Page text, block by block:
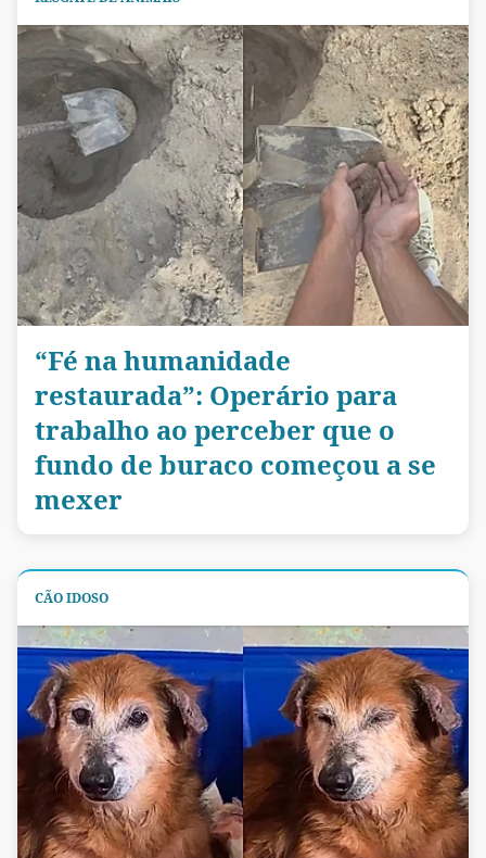
“Fé na humanidade
restaurada”: Operário para
trabalho ao perceber que o
fundo de buraco começou a se
mexer
CÃO IDOSO